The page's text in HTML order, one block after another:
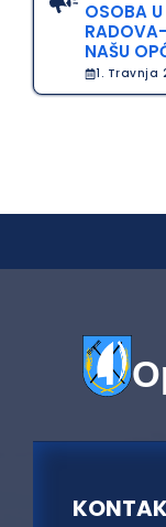
OSOBA
NAŠU
1. Travnja